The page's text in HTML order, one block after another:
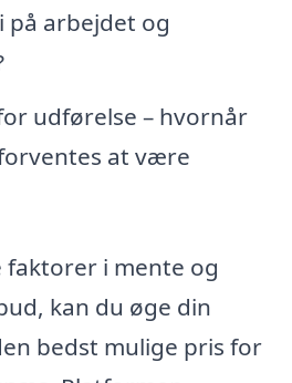
på arbejdet og
udførelse – hvornår
at være
faktorer i mente og
kan du øge din
bedst mulige pris for